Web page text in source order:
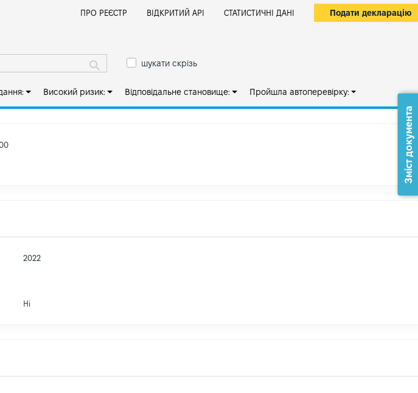
ПРО РЕЄСТР ВІДКРИТИЙ АРІ СТАТИСТИЧНІ ДАНІ Подати декларацію
шукати скрізь
Високий ризик: Відповідальне становище: Пройшла автоперевірку:
2022
Ні
Зміст документа